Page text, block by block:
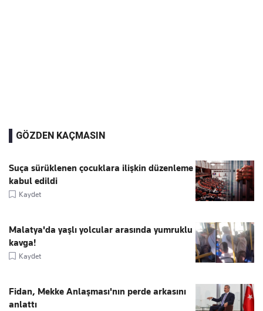
GÖZDEN KAÇMASIN
Suça sürüklenen çocuklara ilişkin düzenleme
kabul edildi
Kaydet
Malatya'da yaşlı yolcular arasında yumruklu
kavga!
Kaydet
Fidan, Mekke Anlaşması'nın perde arkasını
anlattı